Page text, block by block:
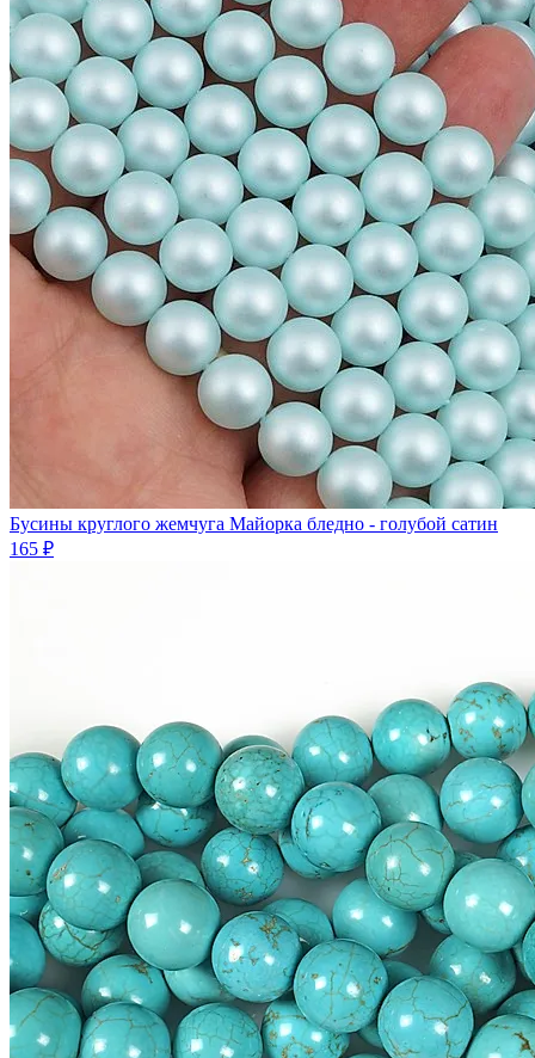
Бусины круглого жемчуга Майорка бледно - голубой сатин
165 ₽